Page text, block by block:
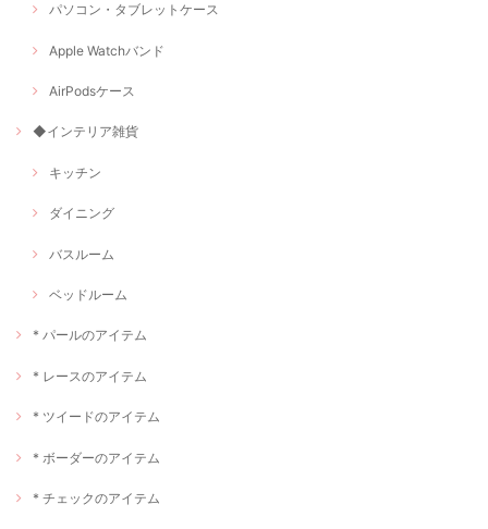
パソコン・タブレットケース
Apple Watchバンド
AirPodsケース
◆インテリア雑貨
キッチン
ダイニング
バスルーム
ベッドルーム
* パールのアイテム
* レースのアイテム
* ツイードのアイテム
* ボーダーのアイテム
* チェックのアイテム